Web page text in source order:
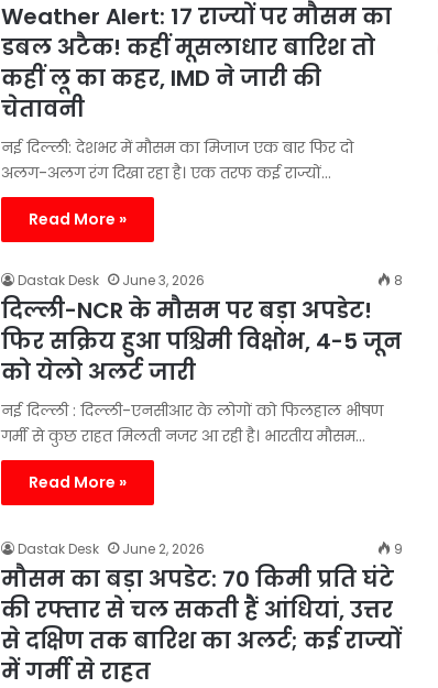
Weather Alert: 17 राज्यों पर मौसम का
डबल अटैक! कहीं मूसलाधार बारिश तो
कहीं लू का कहर, IMD ने जारी की
चेतावनी
नई दिल्ली: देशभर में मौसम का मिजाज एक बार फिर दो
अलग-अलग रंग दिखा रहा है। एक तरफ कई राज्यों…
Read More »
Dastak Desk June 3, 2026 8
दिल्ली-NCR के मौसम पर बड़ा अपडेट!
फिर सक्रिय हुआ पश्चिमी विक्षोभ, 4-5 जून
को येलो अलर्ट जारी
नई दिल्ली : दिल्ली-एनसीआर के लोगों को फिलहाल भीषण
गर्मी से कुछ राहत मिलती नजर आ रही है। भारतीय मौसम…
Read More »
Dastak Desk June 2, 2026 9
मौसम का बड़ा अपडेट: 70 किमी प्रति घंटे
की रफ्तार से चल सकती हैं आंधियां, उत्तर
से दक्षिण तक बारिश का अलर्ट; कई राज्यों
में गर्मी से राहत